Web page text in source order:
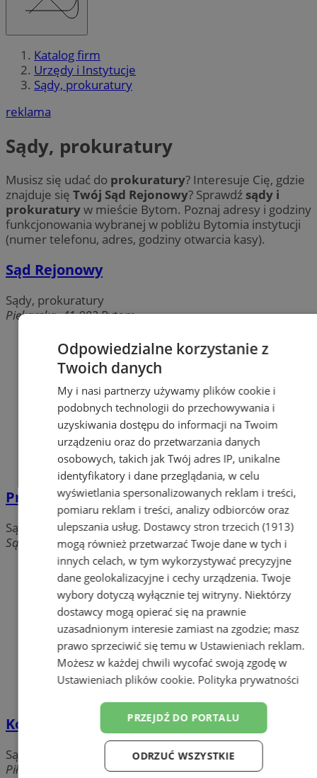
Katalog firm
Urzędy i Instytucje
Sądy, prokuratury
reklama
Sądy, prokuratury
Musisz się udać do prokuratury? Interesuje Cię, gdzie
znajduje się Twój Sąd Rejonowy? Sprawdź sądy i
prokuraturyw mieście Bytom. Poznaj adresy i godziny
funkcjonowania wybranej w pobliżu Bytomia instytucji
(numer telefonu, adres, godziny otwarcia kasy).
Sąd Rejonowy
Sądy, prokuratury
Piekarska, 41-902 Bytom
Prokuratura Rejonowa
Sądy, prokuratury
Sądowa, 41-902 Bytom
Komornik Sądowy przy Sądzie Rejonowym
Sądy, prokuratury
Piłsudskiego, 41-902 Bytom
Odpowiedzialne korzystanie z
Twoich danych
My i nasi partnerzy używamy plików cookie i
podobnych technologii do przechowywania i
uzyskiwania dostępu do informacji na Twoim
urządzeniu oraz do przetwarzania danych
osobowych, takich jak Twój adres IP, unikalne
identyfikatory i dane przeglądania, w celu
wyświetlania spersonalizowanych reklam i treści,
pomiaru reklam i treści, analizy odbiorców oraz
ulepszania usług. Dostawcy stron trzecich (1913)
mogą również przetwarzać Twoje dane w tych i
innych celach, w tym wykorzystywać precyzyjne
dane geolokalizacyjne i cechy urządzenia. Twoje
wybory dotyczą wyłącznie tej witryny. Niektórzy
dostawcy mogą opierać się na prawnie
uzasadnionym interesie zamiast na zgodzie; masz
prawo sprzeciwić się temu w Ustawieniach reklam.
Możesz w każdej chwili wycofać swoją zgodę w
Ustawieniach plików cookie. Polityka prywatności
PRZEJDŹ DO PORTALU
ODRZUĆ WSZYSTKIE